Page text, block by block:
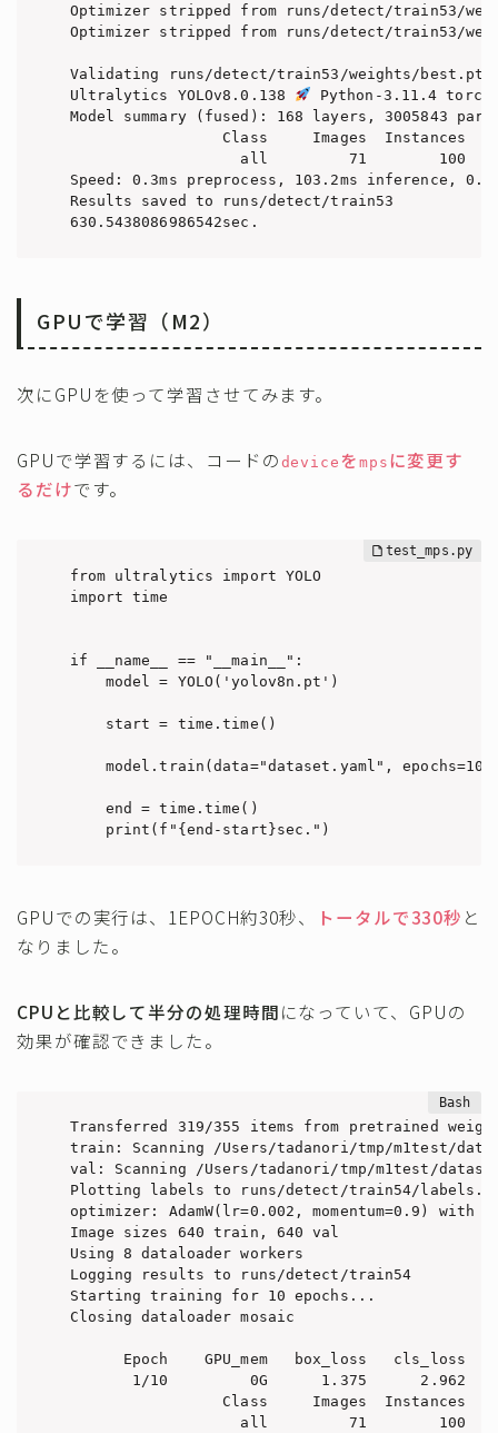
Optimizer stripped from runs/detect/train53/
Optimizer stripped from runs/detect/train53/
Validating runs/detect/train53/weights/
Ultralytics YOLOv8.0.138
Python-3.11.4
Model summary (fused): 168 layers, 3005843
Class     Images  Instances
all         71        100
Speed: 0.3ms preprocess, 103.2ms inference,
Results saved to runs/detect/train53
630.5438086986542sec.
GPUで学習（M2）
次にGPUを使って学習させてみます。
GPUで学習するには、コードの device を mps に変更す
るだけです。
from ultralytics import YOLO
import time
if __name__ == "__main__":
    model = YOLO('yolov8n.pt')
    start = time.time()
model.train(data="dataset.yaml",
    end = time.time()
    print(f"{end-start}sec.")
GPUでの実行は、1EPOCH約30秒、 トータルで330秒 と
なりました。
CPUと比較して半分の処理時間になっていて、GPUの
効果が確認できました。
Transferred 319/355 items from pretrained
train: Scanning /Users/tadanori/tmp/m1test/
val: Scanning /Users/tadanori/tmp/m1test/
Plotting labels to runs/detect/train54/
optimizer: AdamW(lr=0.002, momentum=0.9)
Image sizes 640 train, 640 val
Using 8 dataloader workers
Logging results to runs/detect/train54
Starting training for 10 epochs...
Closing dataloader mosaic
Epoch    GPU_mem   box_loss   cls_loss
1/10         0G      1.375      2.962
Class     Images  Instances
all         71        100